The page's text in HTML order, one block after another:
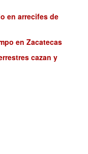
en arrecifes de
en Zacatecas
cazan y